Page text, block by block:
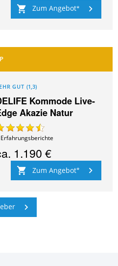
Zum Angebot
GUT (1,3)
Kommode Live-
Akazie Natur
Erfahrungsberichte
1.190 €
Zum Angebot